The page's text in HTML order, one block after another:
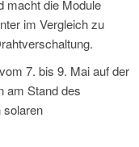
macht die Module
im Vergleich zu
7. bis 9. Mai auf der
am Stand des
solaren